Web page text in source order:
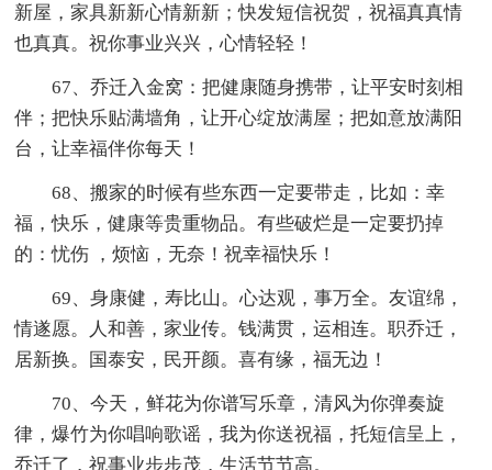
新屋，家具新新心情新新；快发短信祝贺，祝福真真情
也真真。祝你事业兴兴，心情轻轻！
67、乔迁入金窝：把健康随身携带，让平安时刻相
伴；把快乐贴满墙角，让开心绽放满屋；把如意放满阳
台，让幸福伴你每天！
68、搬家的时候有些东西一定要带走，比如：幸
福，快乐，健康等贵重物品。有些破烂是一定要扔掉
的：忧伤 ，烦恼，无奈！祝幸福快乐！
69、身康健，寿比山。心达观，事万全。友谊绵，
情遂愿。人和善，家业传。钱满贯，运相连。职乔迁，
居新换。国泰安，民开颜。喜有缘，福无边！
70、今天，鲜花为你谱写乐章，清风为你弹奏旋
律，爆竹为你唱响歌谣，我为你送祝福，托短信呈上，
乔迁了，祝事业步步茂，生活节节高。